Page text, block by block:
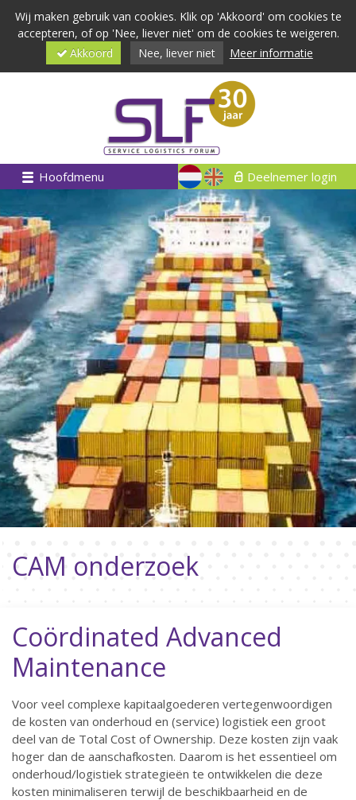
Wij maken gebruik van cookies. Klik op 'Akkoord' om cookies te
accepteren, of op 'Nee, liever niet' om de cookies te weigeren.
Akkoord
Nee, liever niet Meer informatie
Hoofdmenu Deelnemer login
CAM onderzoek
Coördinated Advanced
Maintenance
Voor veel complexe kapitaalgoederen vertegenwoordigen
de kosten van onderhoud en (service) logistiek een groot
deel van de Total Cost of Ownership. Deze kosten zijn vaak
hoger dan de aanschafkosten. Daarom is het essentieel om
onderhoud/logistiek strategieën te ontwikkelen die deze
kosten minimaliseren terwijl de beschikbaarheid en de